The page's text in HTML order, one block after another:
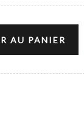
AU PANIER